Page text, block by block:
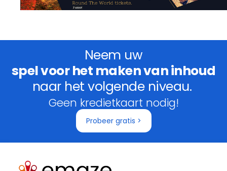
Neem uw
spel voor het maken van inhoud
naar het volgende niveau.
Geen kredietkaart nodig!
Probeer gratis >